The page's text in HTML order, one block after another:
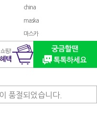
china
maska
마스카
품절되었습니다.